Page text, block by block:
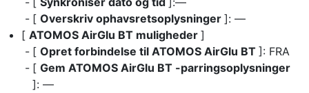
[ Overskriv ophavsretsoplysninger ]: —
[ ATOMOS AirGlu BT muligheder ]
[ Opret forbindelse til ATOMOS AirGlu BT ]: FRA
[ Gem ATOMOS AirGlu BT -parringsoplysninger
]: —